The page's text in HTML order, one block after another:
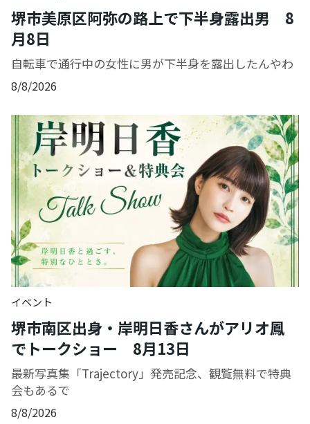
堺市美原区阿弥の路上で下半身露出男 8
月8日
自転車で通行中の女性に男が下半身を露出したんやわ
8/8/2026
イベント
堺市南区出身・岸明日香さんがアリオ鳳
でトークショー 8月13日
最新写真集「Trajectory」発売記念、観覧無料で特典
会もあるで
8/8/2026